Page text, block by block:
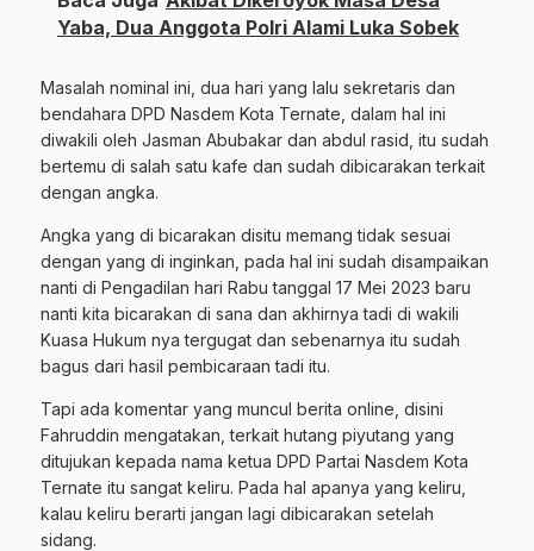
Yaba, Dua Anggota Polri Alami Luka Sobek
Masalah nominal ini, dua hari yang lalu sekretaris dan
bendahara DPD Nasdem Kota Ternate, dalam hal ini
diwakili oleh Jasman Abubakar dan abdul rasid, itu sudah
bertemu di salah satu kafe dan sudah dibicarakan terkait
dengan angka.
Angka yang di bicarakan disitu memang tidak sesuai
dengan yang di inginkan, pada hal ini sudah disampaikan
nanti di Pengadilan hari Rabu tanggal 17 Mei 2023 baru
nanti kita bicarakan di sana dan akhirnya tadi di wakili
Kuasa Hukum nya tergugat dan sebenarnya itu sudah
bagus dari hasil pembicaraan tadi itu.
Tapi ada komentar yang muncul berita online, disini
Fahruddin mengatakan, terkait hutang piyutang yang
ditujukan kepada nama ketua DPD Partai Nasdem Kota
Ternate itu sangat keliru. Pada hal apanya yang keliru,
kalau keliru berarti jangan lagi dibicarakan setelah
sidang.